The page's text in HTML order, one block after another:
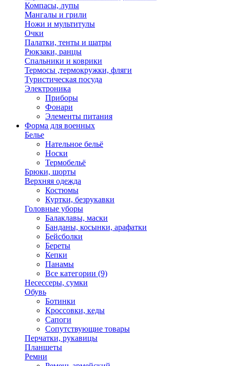
Компасы, лупы
Мангалы и грили
Ножи и мультитулы
Очки
Палатки, тенты и шатры
Рюкзаки, ранцы
Спальники и коврики
Термосы ,термокружки, фляги
Туристическая посуда
Электроника
Приборы
Фонари
Элементы питания
Форма для военных
Белье
Нательное бельё
Носки
Термобельё
Брюки, шорты
Верхняя одежда
Костюмы
Куртки, безрукавки
Головные уборы
Балаклавы, маски
Банданы, косынки, арафатки
Бейсболки
Береты
Кепки
Панамы
Все категории (9)
Несессеры, сумки
Обувь
Ботинки
Кроссовки, кеды
Сапоги
Сопутствующие товары
Перчатки, рукавицы
Планшеты
Ремни